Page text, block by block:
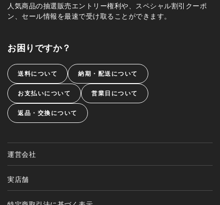
人気商品の抽選販売エントリー権利や、スペシャル割引クーポ
ン、セール情報を最速で受け取ることができます。
お困りですか？
送料について 納期・配送について
お支払いについて 営業日について
返品・交換について
運営会社
実店舗